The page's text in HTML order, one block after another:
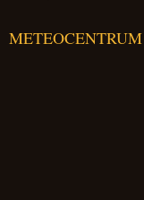
METEOCENTRUM